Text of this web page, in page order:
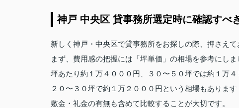
神戸 中央区 貸事務所選定時に確認すべ
新しく神戸・中央区で貸事務所をお探しの際、押さえて
まず、費用感の把握には「坪単価」の相場を参考にし
坪あたり約１万４０００円、３０〜５０坪では約１万
２０〜３０坪で約１万２０００円という相場もありま
敷金・礼金の有無も含めて比較することが大切です。